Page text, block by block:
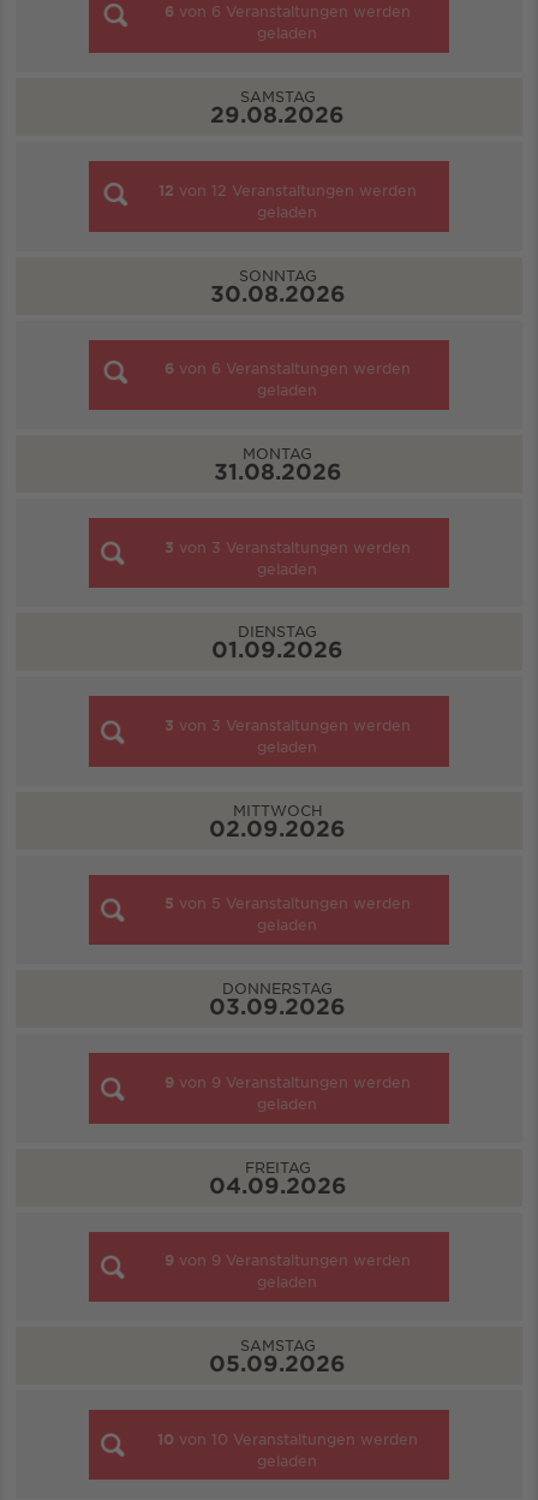
6 von 6 Veranstaltungen werden
geladen
SAMSTAG
29.08.2026
12 von 12 Veranstaltungen werden
geladen
SONNTAG
30.08.2026
6 von 6 Veranstaltungen werden
geladen
MONTAG
31.08.2026
3 von 3 Veranstaltungen werden
geladen
DIENSTAG
01.09.2026
3 von 3 Veranstaltungen werden
geladen
MITTWOCH
02.09.2026
5 von 5 Veranstaltungen werden
geladen
DONNERSTAG
03.09.2026
9 von 9 Veranstaltungen werden
geladen
FREITAG
04.09.2026
9 von 9 Veranstaltungen werden
geladen
SAMSTAG
05.09.2026
10 von 10 Veranstaltungen werden
geladen